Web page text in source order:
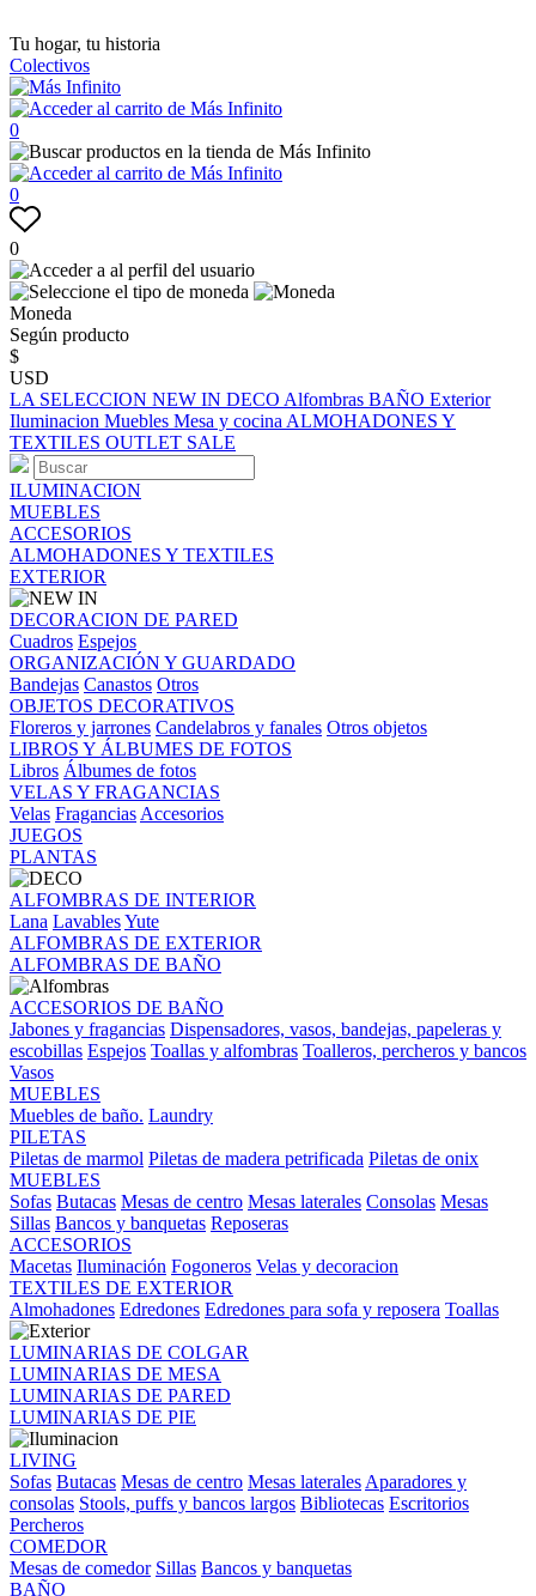
Tu hogar, tu historia
Colectivos
0
0
0
Moneda
Según producto
$
USD
LA SELECCION NEW IN DECO Alfombras BAÑO Exterior
Iluminacion Muebles Mesa y cocina ALMOHADONES Y
TEXTILES OUTLET SALE
ILUMINACION
MUEBLES
ACCESORIOS
ALMOHADONES Y TEXTILES
EXTERIOR
DECORACION DE PARED
Cuadros Espejos
ORGANIZACIÓN Y GUARDADO
Bandejas Canastos Otros
OBJETOS DECORATIVOS
Floreros y jarrones Candelabros y fanales Otros objetos
LIBROS Y ÁLBUMES DE FOTOS
Libros Álbumes de fotos
VELAS Y FRAGANCIAS
Velas Fragancias Accesorios
JUEGOS
PLANTAS
ALFOMBRAS DE INTERIOR
Lana LavablesYute
ALFOMBRAS DE EXTERIOR
ALFOMBRAS DE BAÑO
ACCESORIOS DE BAÑO
Jabones y fragancias Dispensadores, vasos, bandejas, papeleras y
escobillas Espejos Toallas y alfombras Toalleros, percheros y bancos
Vasos
MUEBLES
Muebles de baño. Laundry
PILETAS
Piletas de marmol Piletas de madera petrificada Piletas de onix
MUEBLES
Sofas Butacas Mesas de centro Mesas laterales Consolas Mesas
Sillas Bancos y banquetas Reposeras
ACCESORIOS
Macetas Iluminación Fogoneros Velas y decoracion
TEXTILES DE EXTERIOR
Almohadones Edredones Edredones para sofa y reposera Toallas
LUMINARIAS DE COLGAR
LUMINARIAS DE MESA
LUMINARIAS DE PARED
LUMINARIAS DE PIE
LIVING
Sofas Butacas Mesas de centro Mesas laterales Aparadores y
consolas Stools, puffs y bancos largos Bibliotecas Escritorios
Percheros
COMEDOR
Mesas de comedor Sillas Bancos y banquetas
BAÑO